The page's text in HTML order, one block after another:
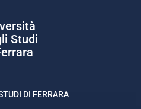
Studi
DI FERRARA